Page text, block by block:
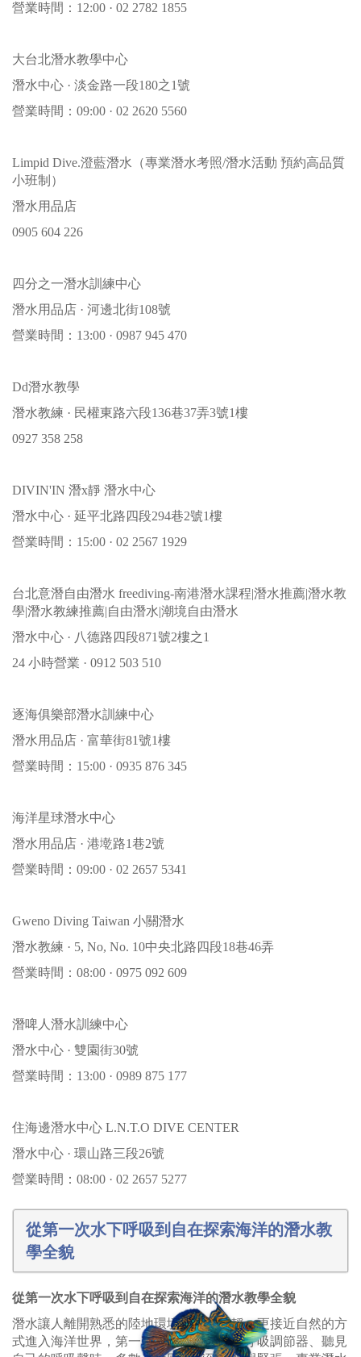
營業時間：12:00 · 02 2782 1855
大台北潛水教學中心
潛水中心 · 淡金路一段180之1號
營業時間：09:00 · 02 2620 5560
Limpid Dive.澄藍潛水（專業潛水考照/潛水活動 預約高品質
小班制）
潛水用品店
0905 604 226
四分之一潛水訓練中心
潛水用品店 · 河邊北街108號
營業時間：13:00 · 0987 945 470
Dd潛水教學
潛水教練 · 民權東路六段136巷37弄3號1樓
0927 358 258
DIVIN'IN 潛x靜 潛水中心
潛水中心 · 延平北路四段294巷2號1樓
營業時間：15:00 · 02 2567 1929
台北意潛自由潛水 freediving-南港潛水課程|潛水推薦|潛水教
學|潛水教練推薦|自由潛水|潮境自由潛水
潛水中心 · 八德路四段871號2樓之1
24 小時營業 · 0912 503 510
逐海俱樂部潛水訓練中心
潛水用品店 · 富華街81號1樓
營業時間：15:00 · 0935 876 345
海洋星球潛水中心
潛水用品店 · 港墘路1巷2號
營業時間：09:00 · 02 2657 5341
Gweno Diving Taiwan 小關潛水
潛水教練 · 5, No, No. 10中央北路四段18巷46弄
營業時間：08:00 · 0975 092 609
潛啤人潛水訓練中心
潛水中心 · 雙園街30號
營業時間：13:00 · 0989 875 177
住海邊潛水中心 L.N.T.O DIVE CENTER
潛水中心 · 環山路三段26號
營業時間：08:00 · 02 2657 5277
從第一次水下呼吸到自在探索海洋的潛水教
學全貌
從第一次水下呼吸到自在探索海洋的潛水教學全貌
潛水讓人離開熟悉的陸地環境，以更安靜、更接近自然的方
式進入海洋世界，第一次戴上面鏡、咬住呼吸調節器、聽見